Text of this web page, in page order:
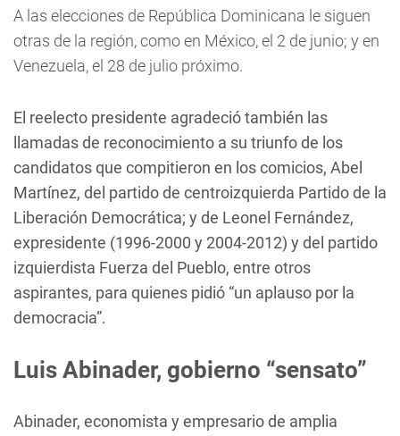
A las elecciones de República Dominicana le siguen
otras de la región, como en México, el 2 de junio; y en
Venezuela, el 28 de julio próximo.
El reelecto presidente agradeció también las
llamadas de reconocimiento a su triunfo de los
candidatos que compitieron en los comicios, Abel
Martínez, del partido de centroizquierda Partido de la
Liberación Democrática; y de Leonel Fernández,
expresidente (1996-2000 y 2004-2012) y del partido
izquierdista Fuerza del Pueblo, entre otros
aspirantes, para quienes pidió “un aplauso por la
democracia”.
Luis Abinader, gobierno “sensato”
Abinader, economista y empresario de amplia